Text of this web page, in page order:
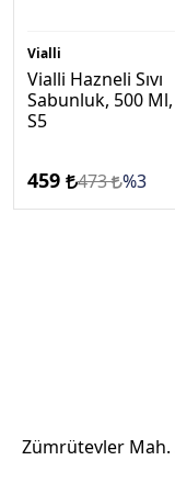
Vialli
Vialli Hazneli Sıvı
Sabunluk, 500 Ml,
S5
459 473 %3
Zümrütevler Mah.